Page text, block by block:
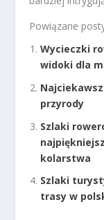
Powiązane
Wycieczki
widoki dla
przyrody
Szlaki
kolarstwa
Szlaki
trasy w